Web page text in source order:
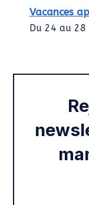
Vacances
Du 24 au
Rentrée